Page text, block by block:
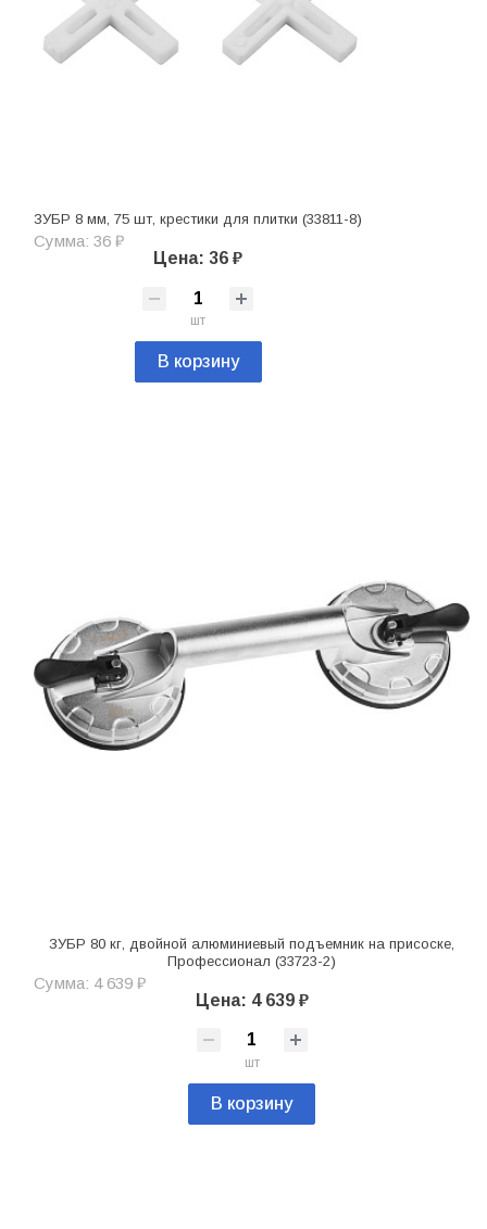
ЗУБР 8 мм, 75 шт, крестики для плитки (33811-8)
Сумма: 36 ₽
Цена: 36 ₽
шт
В корзину
ЗУБР 80 кг, двойной алюминиевый подъемник на присоске,
Профессионал (33723-2)
Сумма: 4 639 ₽
Цена: 4 639 ₽
шт
В корзину